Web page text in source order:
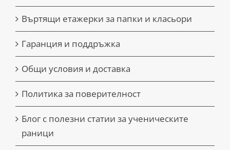
Въртящи етажерки за папки и класьори
Гаранция и поддръжка
Общи условия и доставка
Политика за поверителност
Блог с полезни статии за ученическите
раници